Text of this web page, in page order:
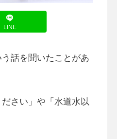
LINE
話を聞いたことがあ
さい」や「水道水以